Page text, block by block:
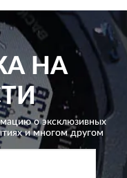
НА
о эксклюзивных
и многом другом